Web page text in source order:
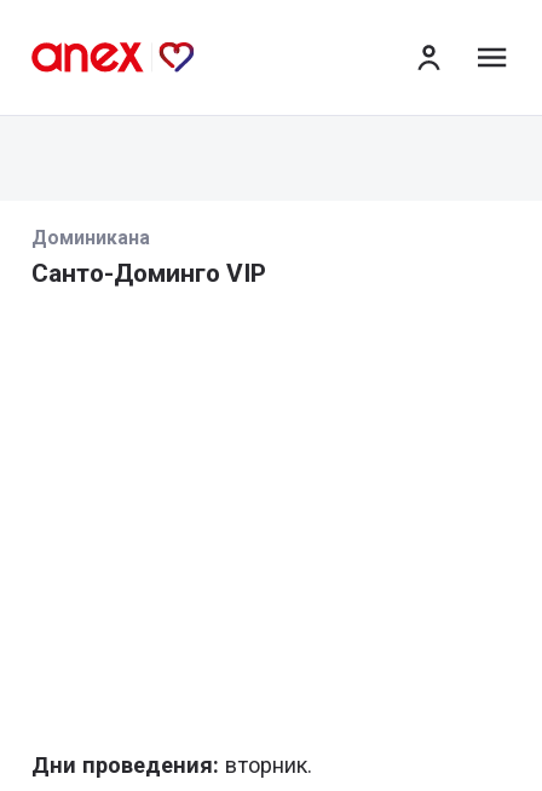
Доминикана
Санто-Доминго VIP
Дни проведения: вторник.